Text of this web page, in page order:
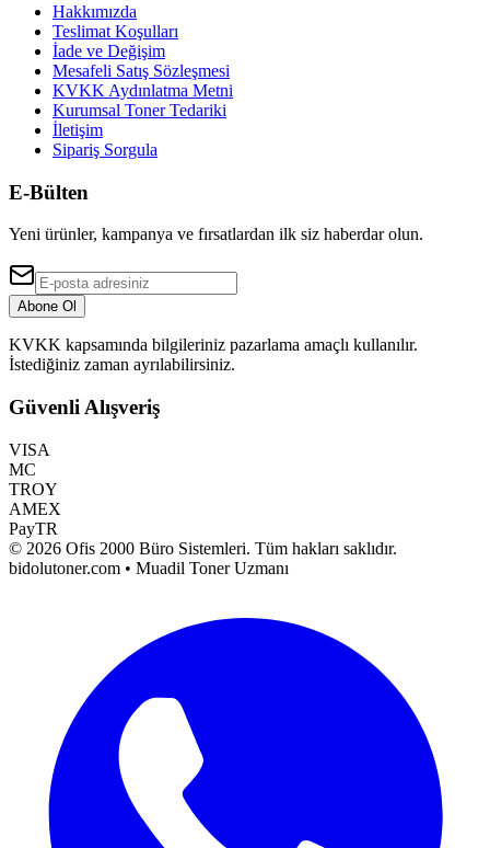
Hakkımızda
Teslimat Koşulları
İade ve Değişim
Mesafeli Satış Sözleşmesi
KVKK Aydınlatma Metni
Kurumsal Toner Tedariki
İletişim
Sipariş Sorgula
E-Bülten
Yeni ürünler, kampanya ve fırsatlardan ilk siz haberdar olun.
Abone Ol
KVKK kapsamında bilgileriniz pazarlama amaçlı kullanılır.
İstediğiniz zaman ayrılabilirsiniz.
Güvenli Alışveriş
VISA
MC
TROY
AMEX
PayTR
© 2026 Ofis 2000 Büro Sistemleri. Tüm hakları saklıdır.
bidolutoner.com • Muadil Toner Uzmanı